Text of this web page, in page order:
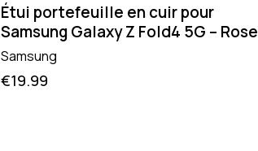
Étui portefeuille en cuir pour
Samsung Galaxy Z Fold4 5G – Rose
Samsung
€19.99